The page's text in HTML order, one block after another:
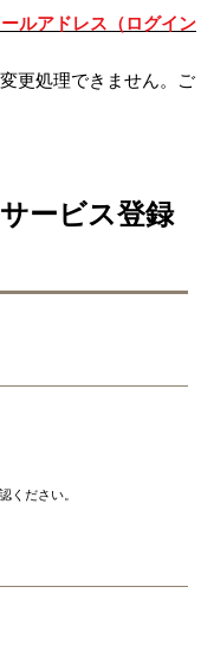
ルアドレス（ログイン
更処理できません。ご
ービス登録
ください。